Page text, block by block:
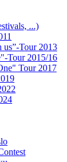
...)
us”-Tour 2013
Tour 2015/16
Tour 2017